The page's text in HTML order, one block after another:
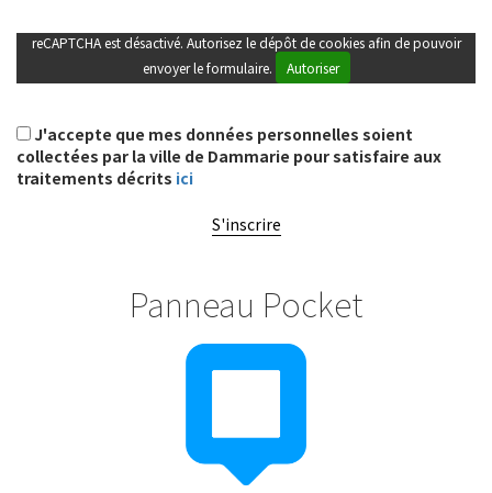
reCAPTCHA est désactivé. Autorisez le dépôt de cookies afin de pouvoir
envoyer le formulaire.
Autoriser
J'accepte que mes données personnelles soient
collectées par la ville de Dammarie pour satisfaire aux
traitements décrits ici
S'inscrire
Panneau Pocket